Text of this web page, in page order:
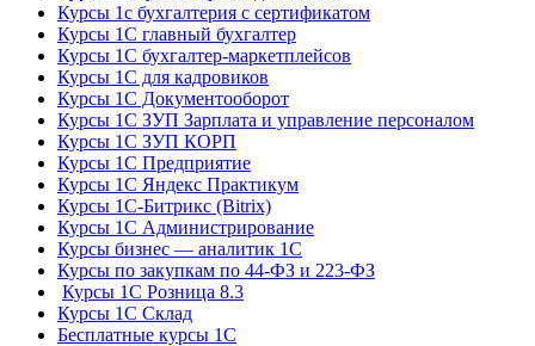
Курсы 1с бухгалтерия с сертификатом
Курсы 1С главный бухгалтер
Курсы 1С бухгалтер-маркетплейсов
Курсы 1С для кадровиков
Курсы 1С Документооборот
Курсы 1С ЗУП Зарплата и управление персоналом
Курсы 1С ЗУП КОРП
Курсы 1С Предприятие
Курсы 1С Яндекс Практикум
Курсы 1С-Битрикс (Bitrix)
Курсы 1С Администрирование
Курсы бизнес — аналитик 1С
Курсы по закупкам по 44‑ФЗ и 223‑ФЗ
Курсы 1С Розница 8.3
Курсы 1С Склад
Бесплатные курсы 1С